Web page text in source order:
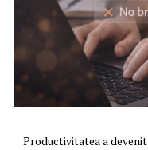
Productivitatea a